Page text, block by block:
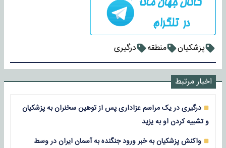
پزشکیان منطقه درگیری
اخبار مرتبط
درگیری در یک مراسم عزاداری پس از توهین سخنران به پزشکیان
و تشبیه کردن او به یزید
واکنش پزشکیان به خبر ورود جنگنده به آسمان ایران در وسط